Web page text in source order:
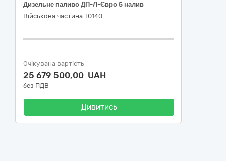
Дизельне паливо ДП-Л-Євро 5 налив
Військова частина Т0140
Очікувана вартість
25 679 500,00 UAH
без ПДВ
Дивитись